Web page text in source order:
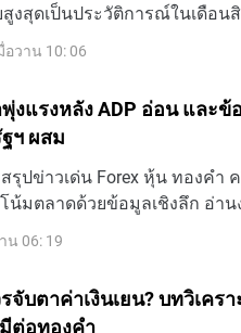
งสุดเป็นประวัติการณ์ในเดือน
ออก เอ็นวิเดีย ( NVDA) เผชิญ
อวาน 10: 06
งแรงหลัง ADP อ่อน และ
ฯ ผสม
รุปข่าวเด่น Forex หุ้น ทองคำ
น้มตลาดด้วยข้อมูลเชิงลึก อ่าน
น 06: 19
จับตาค่าเงินเยน? บทวิเคร
ต่อทองคำ